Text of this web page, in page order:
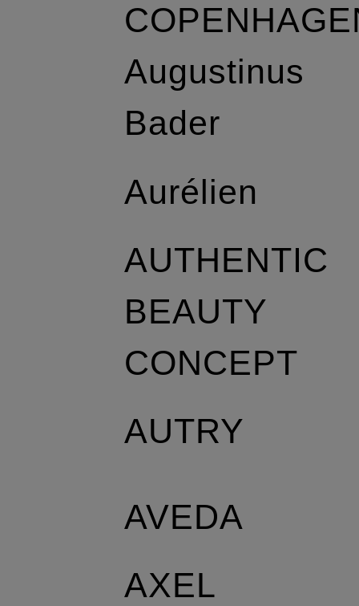
Augustinus
Bader
Aurélien
AUTHENTIC
BEAUTY
CONCEPT
AUTRY
AVEDA
AXEL